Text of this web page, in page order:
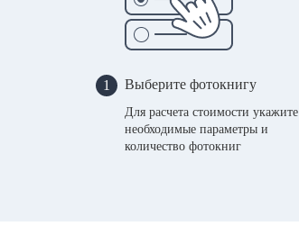
1 Выберите фотокнигу
Для расчета стоимости укажите
необходимые параметры и
количество фотокниг